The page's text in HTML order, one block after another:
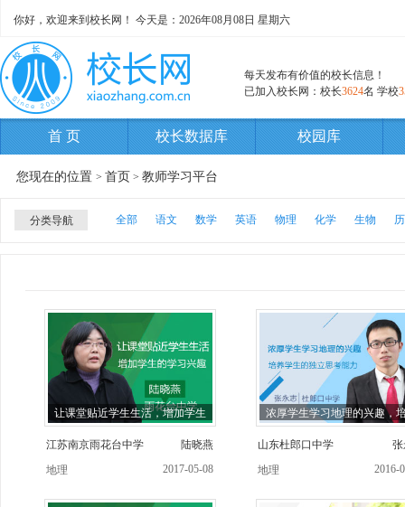
你好，欢迎来到校长网！ 今天是： 2026年08月08日 星期六
每天发布有价值的校长信息！
已加入校长网：校长3624名 学校
首 页 校长数据库 校园库
您现在的位置 > 首页 > 教师学习平台
分类导航 全部 语文 数学 英语 物理 化学 生物
让课堂贴近学生生活，增加学生
江苏南京雨花台中学
陆晓燕
地理
2017-05-08
浓厚学生学习地理的兴趣，
山东杜郎口中学
张
地理
2016-